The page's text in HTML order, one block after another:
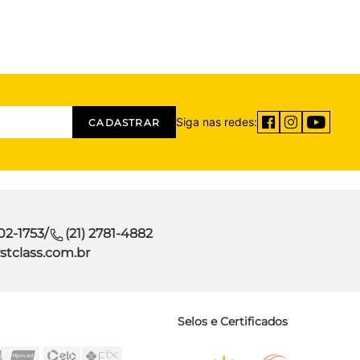
CADASTRAR Siga nas redes:
1753/
(21) 2781-4882
Selos e Certificados